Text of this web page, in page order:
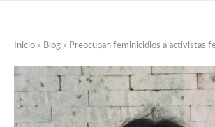
Inicio » Blog » Preocupan feminicidios a activistas